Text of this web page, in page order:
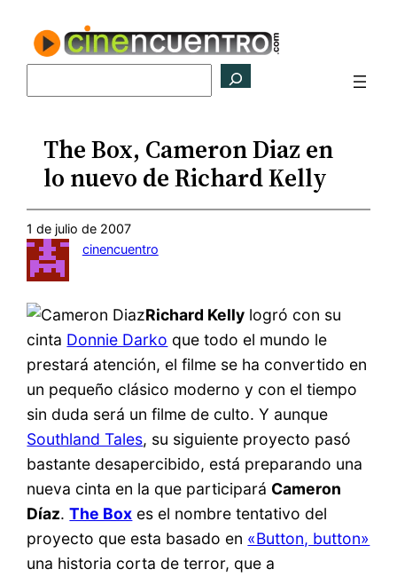
contenido
The Box, Cameron Diaz en
lo nuevo de Richard Kelly
1 de julio de 2007
cinencuentro
Richard Kelly logró con su
cinta Donnie Darko que todo el mundo le
prestará atención, el filme se ha convertido en
un pequeño clásico moderno y con el tiempo
sin duda será un filme de culto. Y aunque
Southland Tales, su siguiente proyecto pasó
bastante desapercibido, está preparando una
nueva cinta en la que participará Cameron
Díaz.The Box es el nombre tentativo del
proyecto que esta basado en «Button, button»
una historia corta de terror, que a